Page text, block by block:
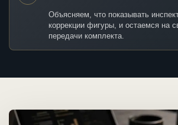
Объясняем, что показывать
коррекции фигуры, и остаемся на
передачи комплекта.